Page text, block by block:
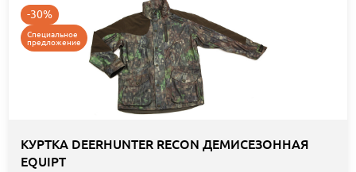
-30%
Специальное
предложение
КУРТКА DEERHUNTER RECON ДЕМИСЕЗОННАЯ
EQUIPT